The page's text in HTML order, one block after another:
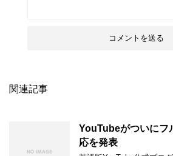
関連記事
YouTubeがついにフ
応を発表